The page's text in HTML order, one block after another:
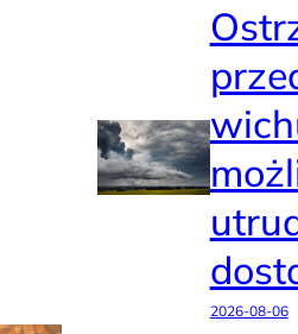
2026-08-06